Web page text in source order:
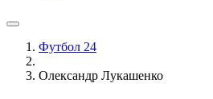
Футбол 24
Олександр Лукашенко